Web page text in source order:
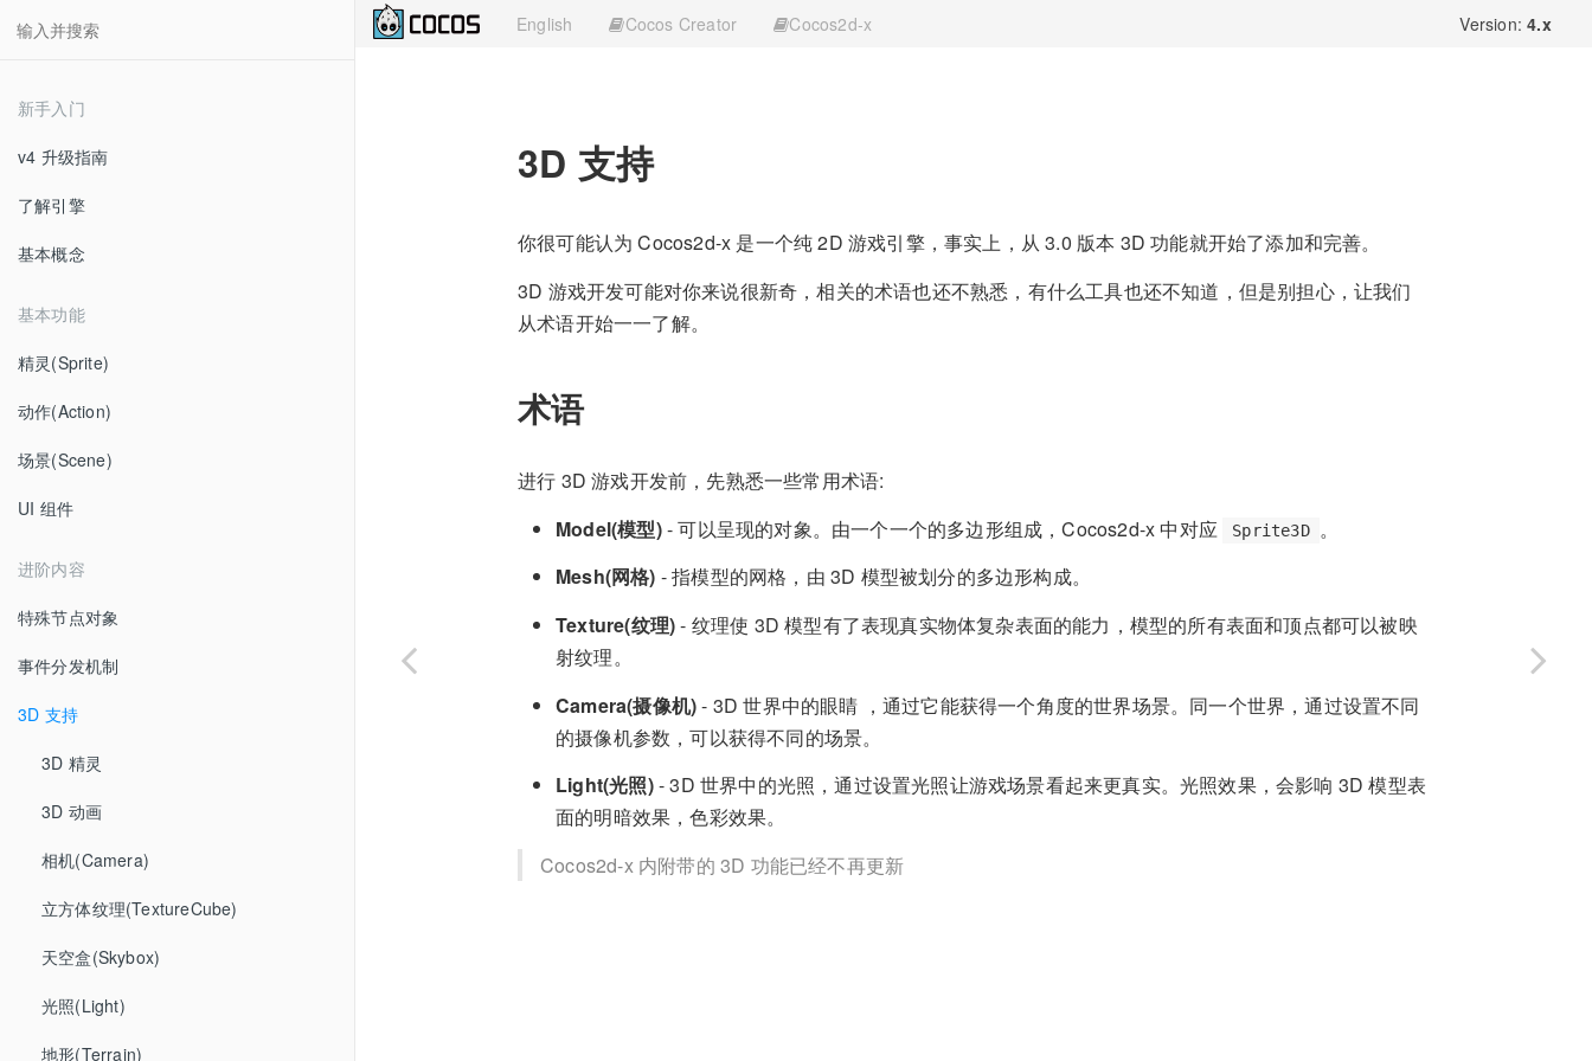
新手入门
v4 升级指南
了解引擎
基本概念
基本功能
精灵(Sprite)
动作(Action)
场景(Scene)
UI 组件
进阶内容
特殊节点对象
事件分发机制
3D 支持
3D 精灵
3D 动画
相机(Camera)
立方体纹理(TextureCube)
天空盒(Skybox)
光照(Light)
地形(Terrain)
English Cocos Creator Cocos2d-x Version:4.x
3D 支持
你很可能认为 Cocos2d-x 是一个纯 2D 游戏引擎，事实上，从 3.0 版本 3D 功能就开始了添加和完善。
3D 游戏开发可能对你来说很新奇，相关的术语也还不熟悉，有什么工具也还不知道，但是别担心，让我们
从术语开始一一了解。
术语
进行 3D 游戏开发前，先熟悉一些常用术语:
Model(模型)- 可以呈现的对象。由一个一个的多边形组成，Cocos2d-x 中对应 Sprite3D 。
Mesh(网格) - 指模型的网格，由 3D 模型被划分的多边形构成。
Texture(纹理)- 纹理使 3D 模型有了表现真实物体复杂表面的能力，模型的所有表面和顶点都可以被映
射纹理。
Camera(摄像机)- 3D 世界中的眼睛 ，通过它能获得一个角度的世界场景。同一个世界，通过设置不同
的摄像机参数，可以获得不同的场景。
Light(光照)- 3D 世界中的光照，通过设置光照让游戏场景看起来更真实。光照效果，会影响 3D 模型表
面的明暗效果，色彩效果。
Cocos2d-x 内附带的 3D 功能已经不再更新